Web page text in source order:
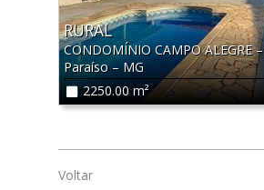
RURAL
CONDOMÍNIO CAMPO ALEGRE–
Paraíso–MG
2250.00 m²
Voltar